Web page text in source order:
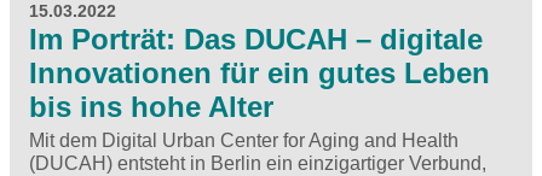
15.03.2022
Im Porträt: Das DUCAH – digitale
Innovationen für ein gutes Leben
bis ins hohe Alter
Mit dem Digital Urban Center for Aging and Health
(DUCAH) entsteht in Berlin ein einzigartiger Verbund,